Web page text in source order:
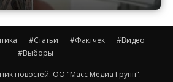
#Статьи #Фактчек
#Видео
#Выборы
новостей. ОО "Масс Медиа Групп".